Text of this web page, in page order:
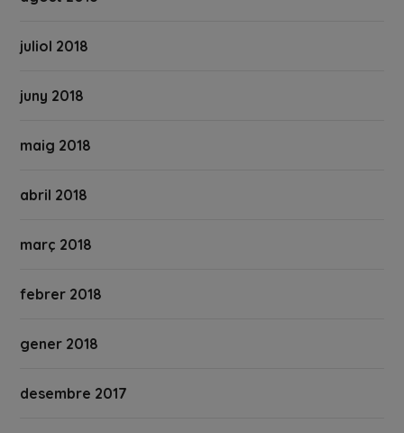
juliol 2018
juny 2018
maig 2018
abril 2018
març 2018
febrer 2018
gener 2018
desembre 2017